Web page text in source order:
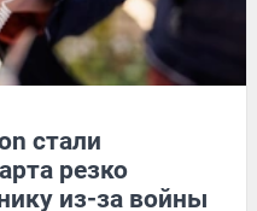
стали
резко
из-за войны